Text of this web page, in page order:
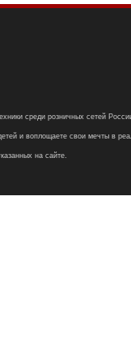
среди розничных сетей
и воплощаете свои мечты в
на сайте.